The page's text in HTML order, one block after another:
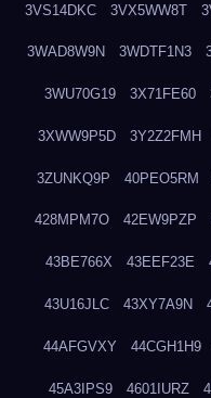
3VS14DKC 3VX5WW8T
3WAD8W9N 3WDTF1N3
3WU70G19 3X71FE60
3XWW9P5D 3Y2Z2FMH
3ZUNKQ9P 40PEO5RM
428MPM7O 42EW9PZP
43BE766X 43EEF23E
43U16JLC 43XY7A9N
44AFGVXY 44CGH1H9
45A3IPS9 4601IURZ